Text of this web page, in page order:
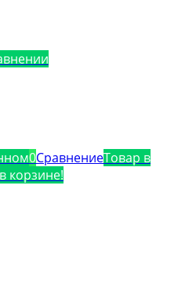
0СравнениеТовар в
корзине!